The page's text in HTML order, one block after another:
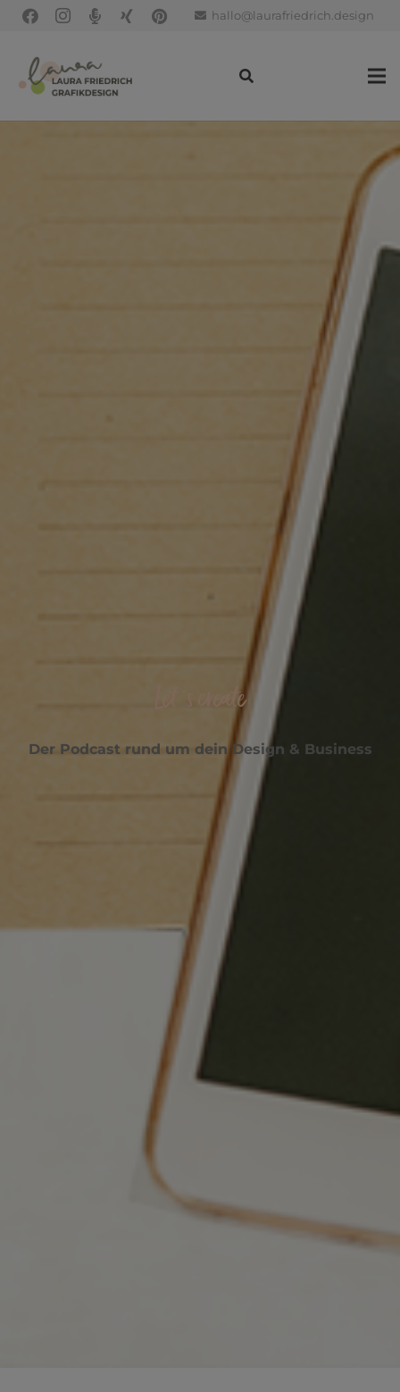
hallo@laurafriedrich.design
Let ´s create
Der Podcast rund um dein Design & Business